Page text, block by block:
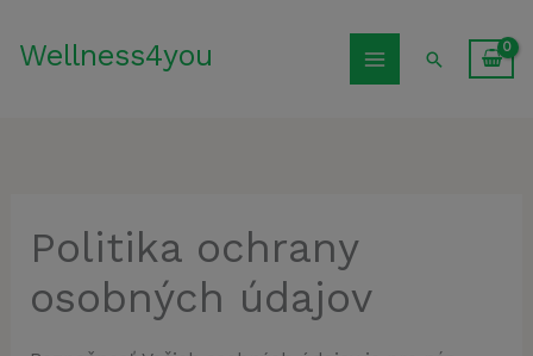
naWellness4you Hľadať
Politika ochrany
osobných údajov